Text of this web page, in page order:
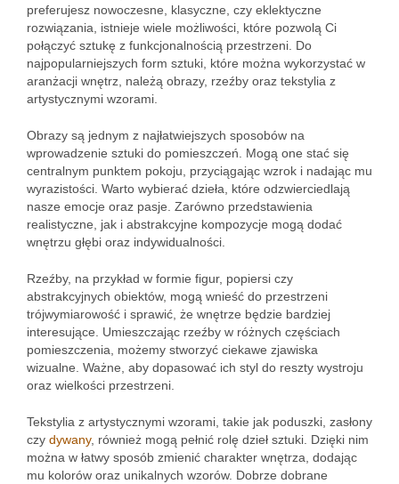
preferujesz nowoczesne, klasyczne, czy eklektyczne
rozwiązania, istnieje wiele możliwości, które pozwolą Ci
połączyć sztukę z funkcjonalnością przestrzeni. Do
najpopularniejszych form sztuki, które można wykorzystać w
aranżacji wnętrz, należą obrazy, rzeźby oraz tekstylia z
artystycznymi wzorami.
Obrazy są jednym z najłatwiejszych sposobów na
wprowadzenie sztuki do pomieszczeń. Mogą one stać się
centralnym punktem pokoju, przyciągając wzrok i nadając mu
wyrazistości. Warto wybierać dzieła, które odzwierciedlają
nasze emocje oraz pasje. Zarówno przedstawienia
realistyczne, jak i abstrakcyjne kompozycje mogą dodać
wnętrzu głębi oraz indywidualności.
Rzeźby, na przykład w formie figur, popiersi czy
abstrakcyjnych obiektów, mogą wnieść do przestrzeni
trójwymiarowość i sprawić, że wnętrze będzie bardziej
interesujące. Umieszczając rzeźby w różnych częściach
pomieszczenia, możemy stworzyć ciekawe zjawiska
wizualne. Ważne, aby dopasować ich styl do reszty wystroju
oraz wielkości przestrzeni.
Tekstylia z artystycznymi wzorami, takie jak poduszki, zasłony
czy dywany, również mogą pełnić rolę dzieł sztuki. Dzięki nim
można w łatwy sposób zmienić charakter wnętrza, dodając
mu kolorów oraz unikalnych wzorów. Dobrze dobrane